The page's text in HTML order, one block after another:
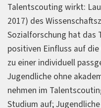
Talentscouting wirkt:
2017) des
Sozialforschung hat das
positiven Einfluss auf
zu einer individuell
Jugendliche ohne
nehmen im
Studium auf;